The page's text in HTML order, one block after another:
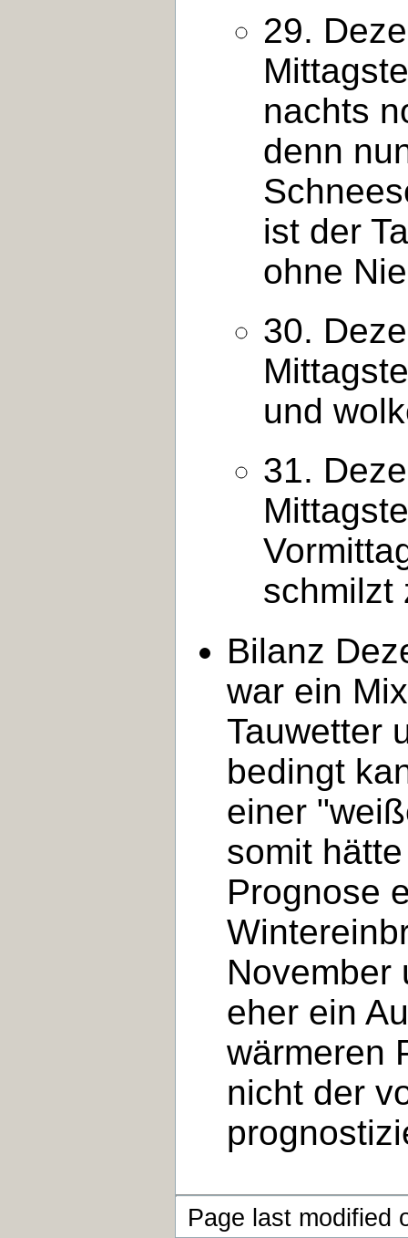
29.
nachts
denn
ist der
ohne
30.
und
31.
schmilzt
Bilanz
war ein
Tauwetter
bedingt
einer
somit
Prognose
November
eher ein
wärmeren
nicht der
Page last modified